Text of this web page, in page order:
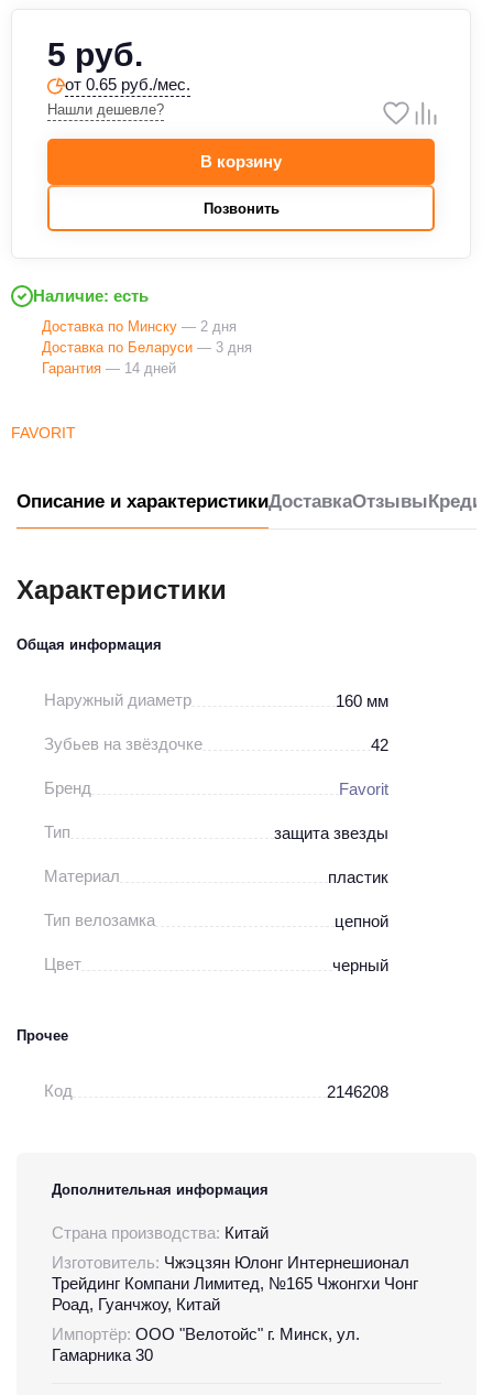
FAVORIT
5 руб.
от 0.65 руб./мес.
Нашли дешевле?
В корзину
Позвонить
Наличие: есть
Доставка по Минску — 2 дня
Доставка по Беларуси — 3 дня
Гарантия — 14 дней
Описание и характеристикиДоставкаОтзывы
Характеристики
Общая информация
Наружный диаметр 160 мм
Зубьев на звёздочке 42
Бренд Favorit
Тип защита звезды
Материал пластик
Тип велозамка цепной
Цвет черный
Прочее
Код 2146208
Дополнительная информация
Страна производства: Китай
Изготовитель: Чжэцзян Юлонг Интернешионал
Трейдинг Компани Лимитед, №165 Чжонгхи Чонг
Роад, Гуанчжоу, Китай
Импортёр: ООО "Велотойс" г. Минск, ул.
Гамарника 30